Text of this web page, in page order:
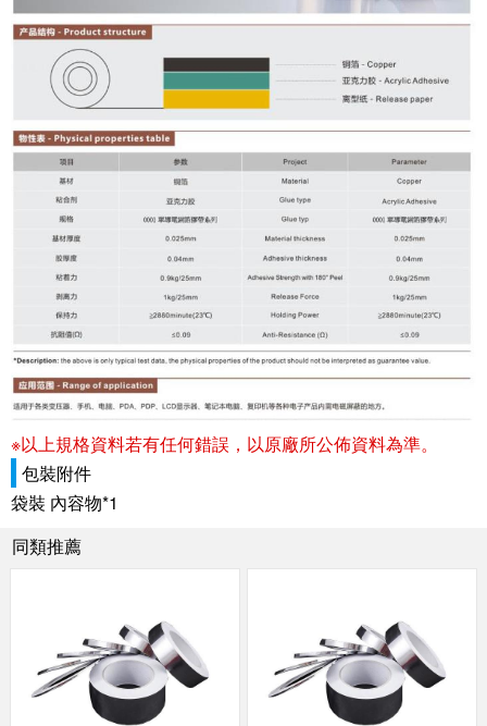
※以上規格資料若有任何錯誤，以原廠所公佈資料為準。
包裝附件
袋裝 內容物*1
同類推薦